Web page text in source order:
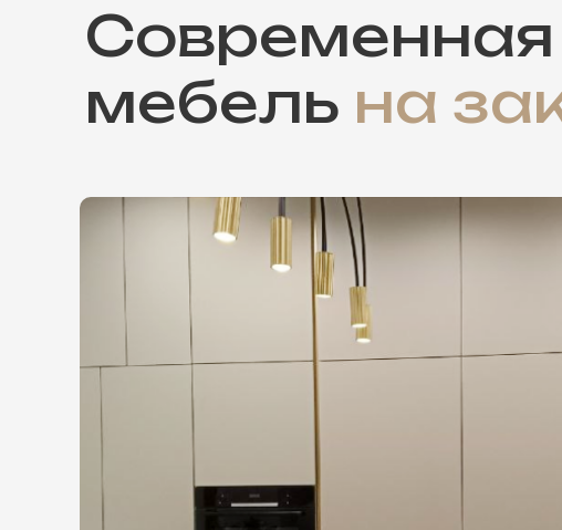
Современная
мебель на